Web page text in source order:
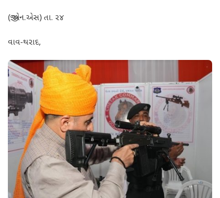
(જી.એન.એસ) તા. ૨૪
વાવ-થરાદ,